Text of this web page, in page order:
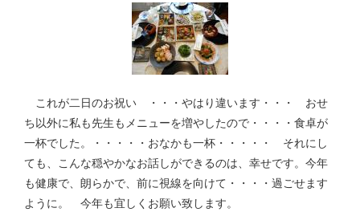
これが二日のお祝い ・・・やはり違います・・・ おせ
ち以外に私も先生もメニューを増やしたので・・・・食卓が
一杯でした。・・・・・おなかも一杯・・・・・ それにし
ても、こんな穏やかなお話しができるのは、幸せです。今年
も健康で、朗らかで、前に視線を向けて・・・・過ごせます
ように。 今年も宜しくお願い致します。